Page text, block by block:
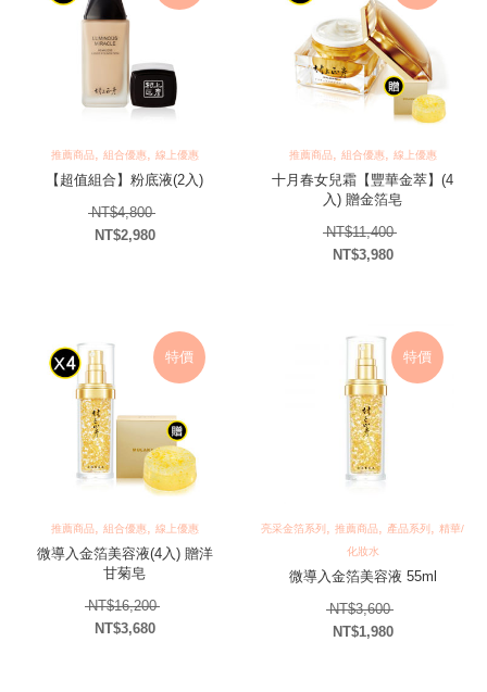
推薦商品, 組合優惠, 線上優惠
【超值組合】粉底液(2入)
NT$4,800原始價格：NT$4,800。
NT$2,980
推薦商品, 組合優惠, 線上優惠
十月春女兒霜【豐華金萃】(4
入) 贈金箔皂
NT$11,400原始價格：
NT$3,980
特價
推薦商品, 組合優惠, 線上優惠
微導入金箔美容液(4入) 贈洋
甘菊皂
NT$16,200原始價格：NT$16,200。
NT$3,680
特價
亮采金箔系列 , 推薦商品, 產品系列 , 精華/
化妝水
微導入金箔美容液 55ml
NT$3,600原始價格：
NT$1,980